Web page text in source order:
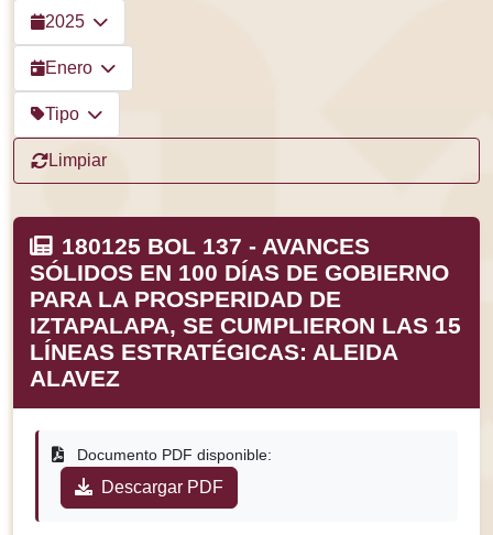
2025
Enero
Tipo
Limpiar
180125 BOL 137 - AVANCES
SÓLIDOS EN 100 DÍAS DE GOBIERNO
PARA LA PROSPERIDAD DE
IZTAPALAPA, SE CUMPLIERON LAS 15
LÍNEAS ESTRATÉGICAS: ALEIDA
ALAVEZ
Documento PDF disponible:
Descargar PDF